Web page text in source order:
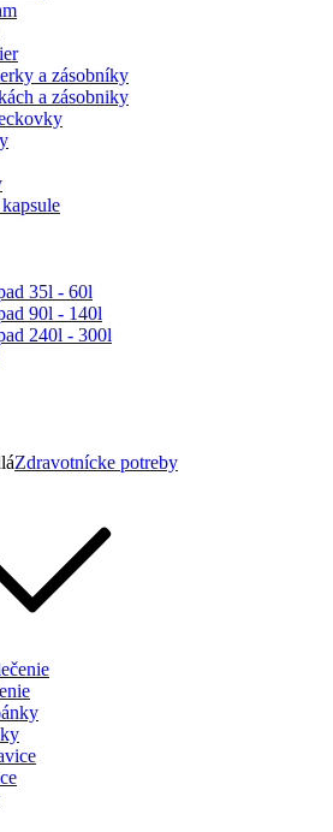
a zásobníky
a zásobniky
35l - 60l
90l - 140l
240l - 300l
Zdravotnícke potreby